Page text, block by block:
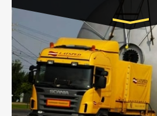
Цена за км.
- Перевозка техники и
осуществляется после
перевозку (обычно 7-14 дней).